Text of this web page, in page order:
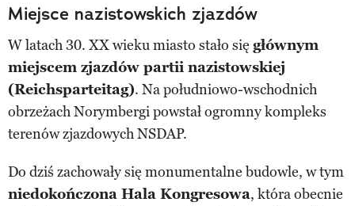
Miejsce nazistowskich zjazdów
W latach 30. XX wieku miasto stało się głównym
miejscem zjazdów partii nazistowskiej
(Reichsparteitag). Na południowo-wschodnich
obrzeżach Norymbergi powstał ogromny kompleks
terenów zjazdowych NSDAP.
Do dziś zachowały się monumentalne budowle, w tym
niedokończona Hala Kongresowa, która obecnie